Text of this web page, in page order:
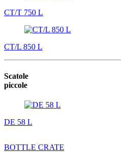
CT/T 750 L
CT/L 850 L
Scatole
piccole
DE 58 L
BOTTLE CRATE